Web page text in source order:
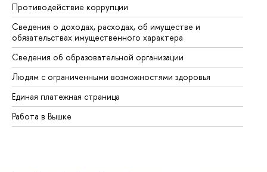
Противодействие коррупции
Сведения о доходах, расходах, об имуществе и
обязательствах имущественного характера
Сведения об образовательной организации
Людям с ограниченными возможностями здоровья
Единая платежная страница
Работа в Вышке